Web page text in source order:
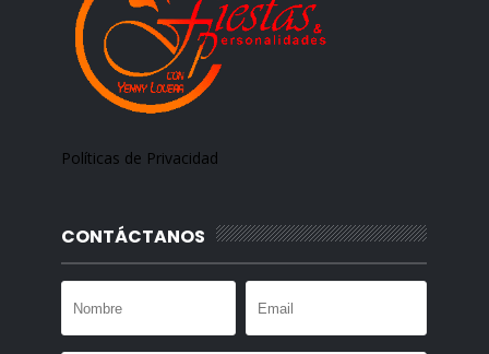
Políticas de Privacidad
CONTÁCTANOS